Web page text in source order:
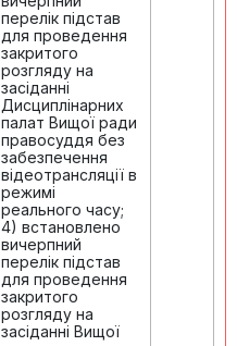
перелік підстав
для проведення
закритого
розгляду на
засіданні
Дисциплінарних
палат Вищої ради
правосуддя без
забезпечення
відеотрансляції в
режимі
реального часу;
4) встановлено
вичерпний
перелік підстав
для проведення
закритого
розгляду на
засіданні Вищої